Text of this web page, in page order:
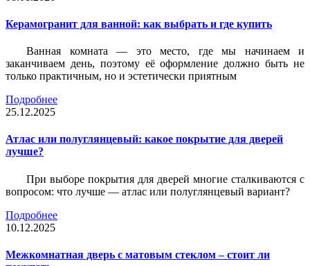
Керамогранит для ванной: как выбрать и где купить
Ванная комната — это место, где мы начинаем и
заканчиваем день, поэтому её оформление должно быть не
только практичным, но и эстетически приятным
Подробнее
25.12.2025
Атлас или полуглянцевый: какое покрытие для дверей
лучше?
При выборе покрытия для дверей многие сталкиваются с
вопросом: что лучше — атлас или полуглянцевый вариант?
Подробнее
10.12.2025
Межкомнатная дверь с матовым стеклом – стоит ли